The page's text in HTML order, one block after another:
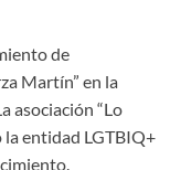
de
Martín” en la
asociación “Lo
la entidad LGTBIQ+